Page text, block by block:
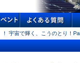
宇宙で輝く、こうのとり！